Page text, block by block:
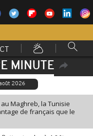
MINUTE
2026
Maghreb, la Tunisie
de français que le